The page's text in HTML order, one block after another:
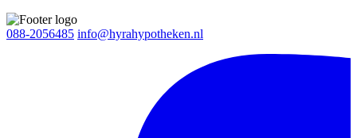
088-2056485 info@hyrahypotheken.nl